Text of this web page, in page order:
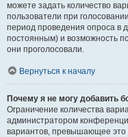
можете задать количество
пользователи при
период проведения опроса в
постоянным) и возможность
они проголосовали.
Вернуться к началу
Почему я не могу добавить
Ограничение количества
администратором
вариантов, превышающее это